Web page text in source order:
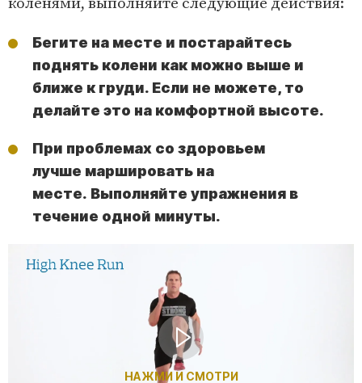
Бегите на месте и постарайтесь
поднять колени как можно выше и
ближе к груди. Если не можете, то
делайте это на комфортной высоте.
При проблемах со здоровьем
лучше маршировать на
месте. Выполняйте упражнения в
течение одной минуты.
НАЖМИ И СМОТРИ